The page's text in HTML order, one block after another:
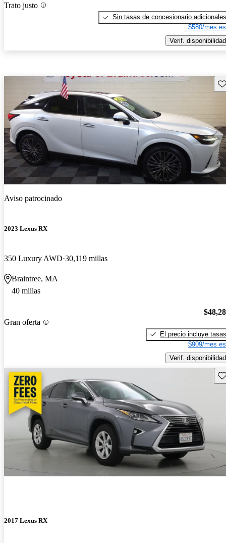
Trato justo
Sin tasas de concesionario adicionales
$580/mes
Verif. disponibilidad
Aviso patrocinado
2023 Lexus RX
350 Luxury AWD 30,119 millas
Braintree, MA
40 millas
Gran oferta
El precio incluye tasas
$909/mes
Verif. disponibilidad
2017 Lexus RX